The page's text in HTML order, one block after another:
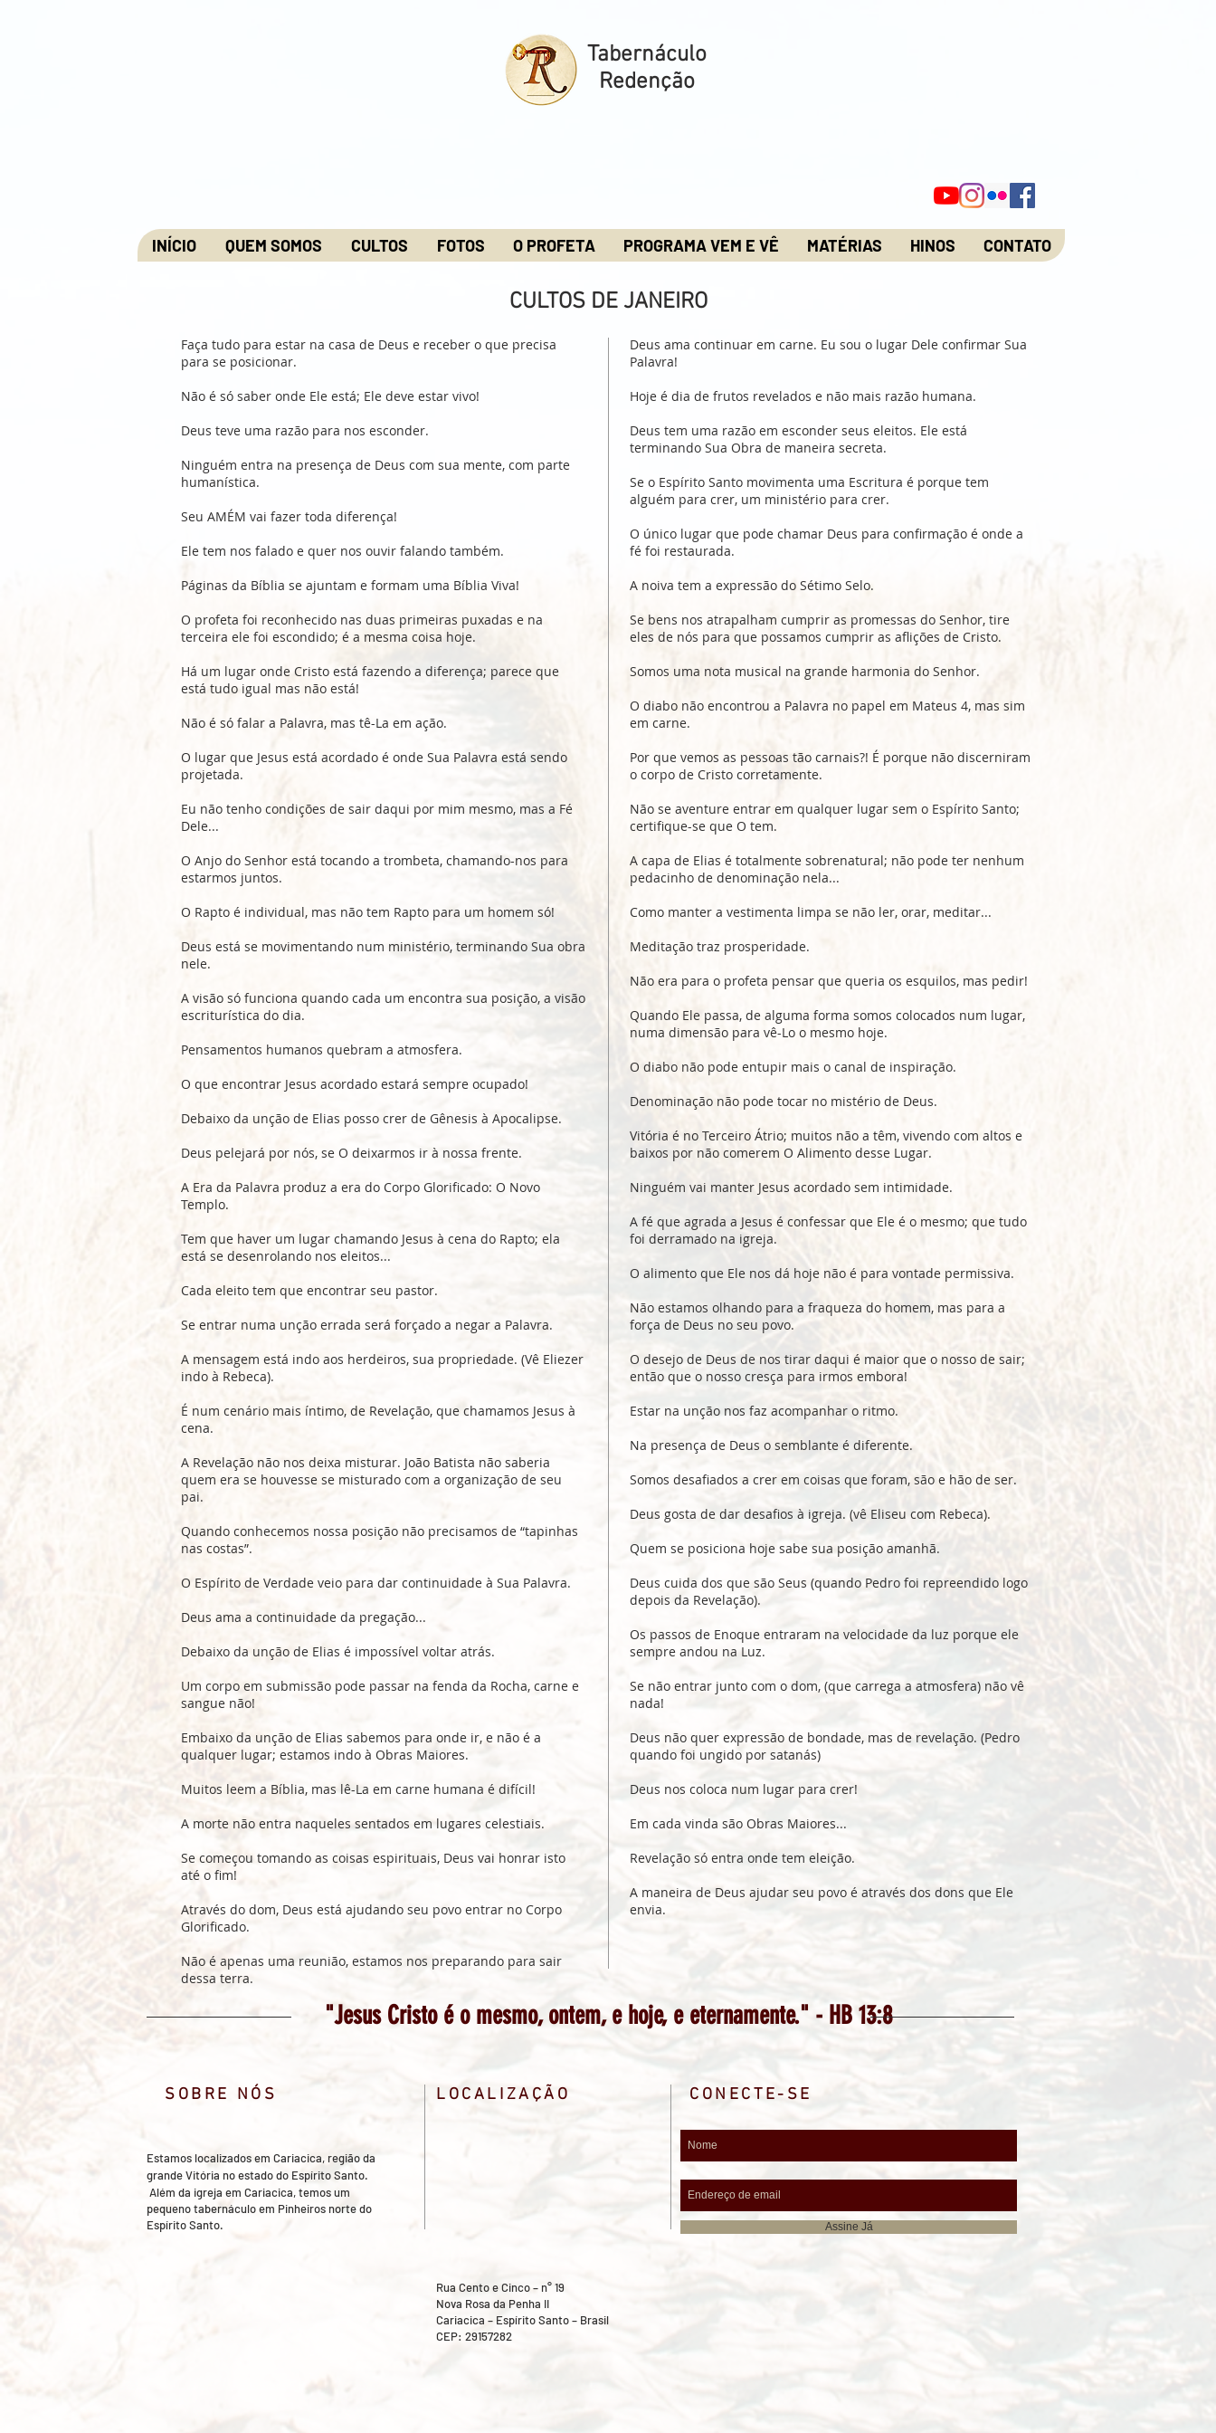
Tabernáculo
Redenção
INÍCIO QUEM SOMOS CULTOS FOTOS O PROFETA PROGRAMA VEM E VÊ MATÉRIAS HINOS CONTATO
CULTOS DE JANEIRO
Faça tudo para estar na casa de Deus e receber o que precisa
para se posicionar.
Não é só saber onde Ele está; Ele deve estar vivo!
Deus teve uma razão para nos esconder.
Ninguém entra na presença de Deus com sua mente, com parte
humanística.
Seu AMÉM vai fazer toda diferença!
Ele tem nos falado e quer nos ouvir falando também.
Páginas da Bíblia se ajuntam e formam uma Bíblia Viva!
O profeta foi reconhecido nas duas primeiras puxadas e na
terceira ele foi escondido; é a mesma coisa hoje.
Há um lugar onde Cristo está fazendo a diferença; parece que
está tudo igual mas não está!
Não é só falar a Palavra, mas tê-La em ação.
O lugar que Jesus está acordado é onde Sua Palavra está sendo
projetada.
Eu não tenho condições de sair daqui por mim mesmo, mas a Fé
Dele...
O Anjo do Senhor está tocando a trombeta, chamando-nos para
estarmos juntos.
O Rapto é individual, mas não tem Rapto para um homem só!
Deus está se movimentando num ministério, terminando Sua obra
nele.
A visão só funciona quando cada um encontra sua posição, a visão
escriturística do dia.
Pensamentos humanos quebram a atmosfera.
O que encontrar Jesus acordado estará sempre ocupado!
Debaixo da unção de Elias posso crer de Gênesis à Apocalipse.
Deus pelejará por nós, se O deixarmos ir à nossa frente.
A Era da Palavra produz a era do Corpo Glorificado: O Novo
Templo.
Tem que haver um lugar chamando Jesus à cena do Rapto; ela
está se desenrolando nos eleitos...
Cada eleito tem que encontrar seu pastor.
Se entrar numa unção errada será forçado a negar a Palavra.
A mensagem está indo aos herdeiros, sua propriedade. (Vê Eliezer
indo à Rebeca).
É num cenário mais íntimo, de Revelação, que chamamos Jesus à
cena.
A Revelação não nos deixa misturar. João Batista não saberia
quem era se houvesse se misturado com a organização de seu
pai.
Quando conhecemos nossa posição não precisamos de “tapinhas
nas costas”.
O Espírito de Verdade veio para dar continuidade à Sua Palavra.
Deus ama a continuidade da pregação...
Debaixo da unção de Elias é impossível voltar atrás.
Um corpo em submissão pode passar na fenda da Rocha, carne e
sangue não!
Embaixo da unção de Elias sabemos para onde ir, e não é a
qualquer lugar; estamos indo à Obras Maiores.
Muitos leem a Bíblia, mas lê-La em carne humana é difícil!
A morte não entra naqueles sentados em lugares celestiais.
Se começou tomando as coisas espirituais, Deus vai honrar isto
até o fim!
Através do dom, Deus está ajudando seu povo entrar no Corpo
Glorificado.
Não é apenas uma reunião, estamos nos preparando para sair
dessa terra.
Deus ama continuar em carne. Eu sou o lugar Dele confirmar Sua
Palavra!
Hoje é dia de frutos revelados e não mais razão humana.
Deus tem uma razão em esconder seus eleitos. Ele está
terminando Sua Obra de maneira secreta.
Se o Espírito Santo movimenta uma Escritura é porque tem
alguém para crer, um ministério para crer.
O único lugar que pode chamar Deus para confirmação é onde a
fé foi restaurada.
A noiva tem a expressão do Sétimo Selo.
Se bens nos atrapalham cumprir as promessas do Senhor, tire
eles de nós para que possamos cumprir as aflições de Cristo.
Somos uma nota musical na grande harmonia do Senhor.
O diabo não encontrou a Palavra no papel em Mateus 4, mas sim
em carne.
Por que vemos as pessoas tão carnais?! É porque não discerniram
o corpo de Cristo corretamente.
Não se aventure entrar em qualquer lugar sem o Espírito Santo;
certifique-se que O tem.
A capa de Elias é totalmente sobrenatural; não pode ter nenhum
pedacinho de denominação nela...
Como manter a vestimenta limpa se não ler, orar, meditar...
Meditação traz prosperidade.
Não era para o profeta pensar que queria os esquilos, mas pedir!
Quando Ele passa, de alguma forma somos colocados num lugar,
numa dimensão para vê-Lo o mesmo hoje.
O diabo não pode entupir mais o canal de inspiração.
Denominação não pode tocar no mistério de Deus.
Vitória é no Terceiro Átrio; muitos não a têm, vivendo com altos e
baixos por não comerem O Alimento desse Lugar.
Ninguém vai manter Jesus acordado sem intimidade.
A fé que agrada a Jesus é confessar que Ele é o mesmo; que tudo
foi derramado na igreja.
O alimento que Ele nos dá hoje não é para vontade permissiva.
Não estamos olhando para a fraqueza do homem, mas para a
força de Deus no seu povo.
O desejo de Deus de nos tirar daqui é maior que o nosso de sair;
então que o nosso cresça para irmos embora!
Estar na unção nos faz acompanhar o ritmo.
Na presença de Deus o semblante é diferente.
Somos desafiados a crer em coisas que foram, são e hão de ser.
Deus gosta de dar desafios à igreja. (vê Eliseu com Rebeca).
Quem se posiciona hoje sabe sua posição amanhã.
Deus cuida dos que são Seus (quando Pedro foi repreendido logo
depois da Revelação).
Os passos de Enoque entraram na velocidade da luz porque ele
sempre andou na Luz.
Se não entrar junto com o dom, (que carrega a atmosfera) não vê
nada!
Deus não quer expressão de bondade, mas de revelação. (Pedro
quando foi ungido por satanás)
Deus nos coloca num lugar para crer!
Em cada vinda são Obras Maiores...
Revelação só entra onde tem eleição.
A maneira de Deus ajudar seu povo é através dos dons que Ele
envia.
"Jesus Cristo é o mesmo, ontem, e hoje, e eternamente." - HB 13:8
SOBRE NÓS
Estamos localizados em Cariacica, região da
grande Vitória no estado do Espírito Santo.
​ Além da igreja em Cariacica, temos um
pequeno tabernáculo em Pinheiros norte do
Espírito Santo.
LOCALIZAÇÃO CONECTE-SE
Assine Já
Rua Cento e Cinco – n° 19
Nova Rosa da Penha II
Cariacica – Espírito Santo – Brasil
CEP: 29157282